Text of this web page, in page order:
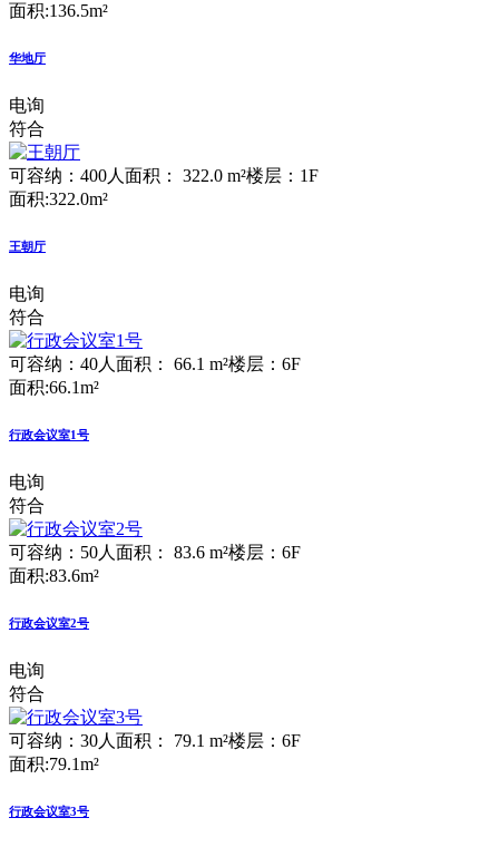
面积:136.5m²
华地厅
电询
符合
可容纳：400人 面积： 322.0 m²楼层：1F
面积:322.0m²
王朝厅
电询
符合
可容纳：40人 面积： 66.1 m²楼层：6F
面积:66.1m²
行政会议室1号
电询
符合
可容纳：50人 面积： 83.6 m²楼层：6F
面积:83.6m²
行政会议室2号
电询
符合
可容纳：30人 面积： 79.1 m²楼层：6F
面积:79.1m²
行政会议室3号